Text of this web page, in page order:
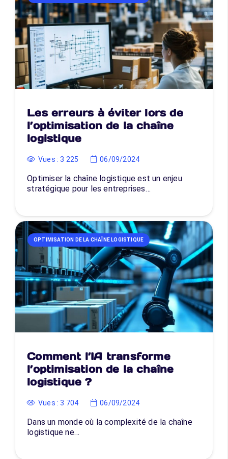
Les erreurs à éviter lors de
l’optimisation de la chaîne
logistique
Vues :3 225 06/09/2024
Optimiser la chaîne logistique est un enjeu
stratégique pour les entreprises…
OPTIMISATION DE LA CHAÎNE LOGISTIQUE
Comment l’IA transforme
l’optimisation de la chaîne
logistique ?
Vues :3 704 06/09/2024
Dans un monde où la complexité de la chaîne
logistique ne…